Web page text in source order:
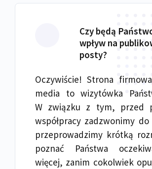
Czy będą
wpływ na
posty?
Oczywiście! Strona
media to wizytówka
W związku z tym, przed
współpracy zadzwonimy do
przeprowadzimy krótką
poznać Państwa
więcej, zanim cokolwiek